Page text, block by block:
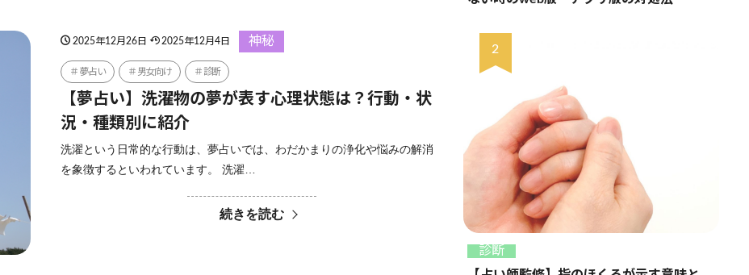
2025年12月26日 2025年12月4日 神秘
夢占い 男女向け 診断
【夢占い】洗濯物の夢が表す心理状態は？行動・状
況・種類別に紹介
洗濯という日常的な行動は、夢占いでは、わだかまりの浄化や悩みの解消
を象徴するといわれています。 洗濯…
続きを読む
診断